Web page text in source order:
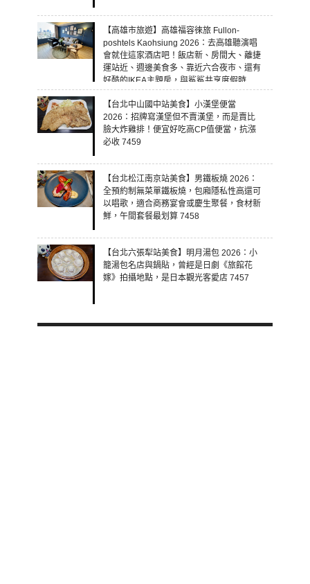
【高雄市旅遊】高雄福容徠旅 Fullon-
poshtels Kaohsiung 2026：去高雄聽演唱
會就住這家酒店吧！飯店新、房間大、離捷
運站近、週邊美食多、靠近六合夜市、還有
好酷的IKEA主題房，與鯊鯊共享度假時
光！ 7460
【台北中山國中站美食】小漢堡便當
2026：招牌寫漢堡但不賣漢堡，而是賣比
臉大炸雞排！便宜好吃高CP值便當，抗漲
必收 7459
【台北松江南京站美食】男鐵板燒 2026：
全預約制無菜單鐵板燒，包廂隱私性高還可
以唱歌，適合商務宴會或慶生聚餐，食材新
鮮，午間套餐最划算 7458
【台北六張犁站美食】明月湯包 2026：小
籠湯包名店與鍋貼，曾經是日劇《旅館花
嫁》拍攝地點，是日本觀光客愛店 7457